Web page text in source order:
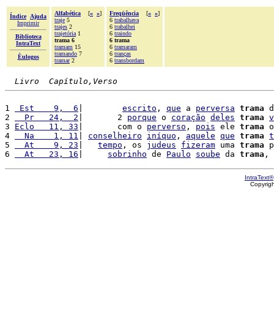
Índice
Ajuda
Imprimir
Biblioteca
IntraText
Èulogos
Alfabética [« »]
traje 5
trajes 2
trajetória 1
trama 6
tramam 15
tramando 7
tramar2
Freqüência [« »]
6 trabalhava
6 trabalhei
6 traindo
6 trama
6 tramaram
6 tranças
6 transbordam
Livro  Capítulo,Verso
1 Est    9,  6 escrito , que a perversa trama
2
  Pr   24,  2
|       2 porque o coração deles trama
3 Eclo   11, 33 |       com o perverso , pois ele trama
4
  Na    1, 11
conselheiro iníquo , aquele que trama
5
  At    9, 23
tempo , os judeus fizeram uma trama
6
  At   23, 16
sobrinho de Paulo soube da trama ,
IntraText®